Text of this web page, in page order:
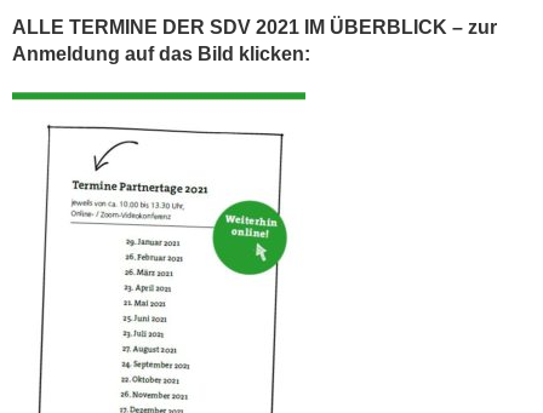
ALLE TERMINE DER SDV 2021 IM ÜBERBLICK – zur
Anmeldung auf das Bild klicken: